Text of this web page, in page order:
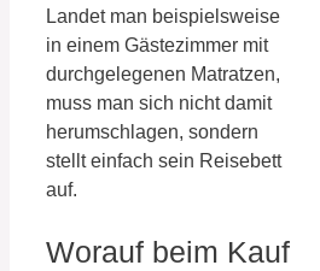
Landet man beispielsweise
in einem Gästezimmer mit
durchgelegenen Matratzen,
muss man sich nicht damit
herumschlagen, sondern
stellt einfach sein Reisebett
auf.
Worauf beim Kauf